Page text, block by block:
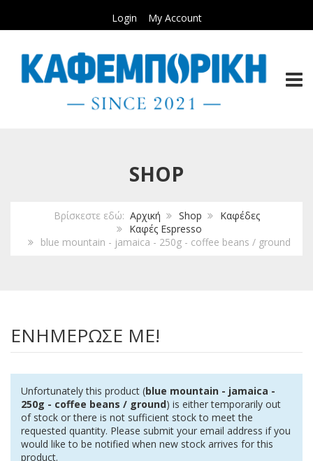
Login My Account
SHOP
Βρίσκεστε εδώ: Αρχική Shop
Καφέδες
Καφές Espresso
blue mountain - jamaica - 250g - coffee beans / ground
ΕΝΗΜΈΡΩΣΕ ΜΕ!
Unfortunately this product (blue mountain - jamaica -
250g - coffee beans / ground) is either temporarily out
of stock or there is not sufficient stock to meet the
requested quantity. Please submit your email address if you
would like to be notified when new stock arrives for this
product.